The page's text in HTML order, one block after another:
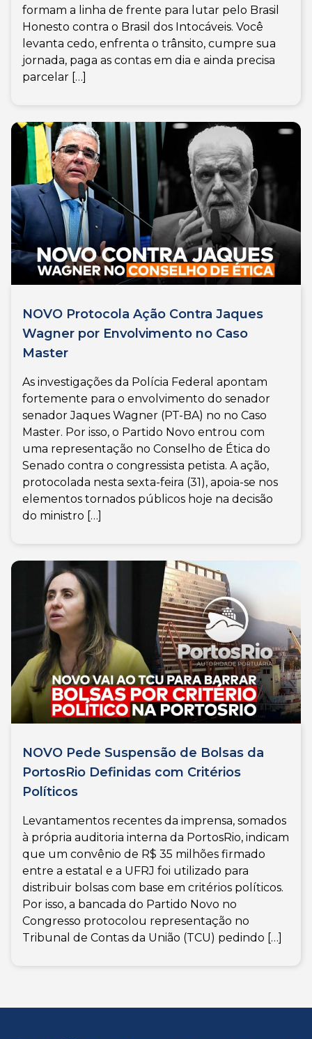
formam a linha de frente para lutar pelo Brasil
Honesto contra o Brasil dos Intocáveis. Você
levanta cedo, enfrenta o trânsito, cumpre sua
jornada, paga as contas em dia e ainda precisa
parcelar […]
NOVO Protocola Ação Contra Jaques
Wagner por Envolvimento no Caso
Master
As investigações da Polícia Federal apontam
fortemente para o envolvimento do senador
senador Jaques Wagner (PT-BA) no no Caso
Master. Por isso, o Partido Novo entrou com
uma representação no Conselho de Ética do
Senado contra o congressista petista. A ação,
protocolada nesta sexta-feira (31), apoia-se nos
elementos tornados públicos hoje na decisão
do ministro […]
NOVO Pede Suspensão de Bolsas da
PortosRio Definidas com Critérios
Políticos
Levantamentos recentes da imprensa, somados
à própria auditoria interna da PortosRio, indicam
que um convênio de R$ 35 milhões firmado
entre a estatal e a UFRJ foi utilizado para
distribuir bolsas com base em critérios políticos.
Por isso, a bancada do Partido Novo no
Congresso protocolou representação no
Tribunal de Contas da União (TCU) pedindo […]